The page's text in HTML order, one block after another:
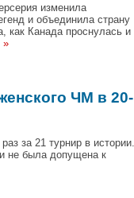
изменила
и объединила страну
как Канада проснулась и
»
ЧМ в 20-
за 21 турнир в истории.
не была допущена к